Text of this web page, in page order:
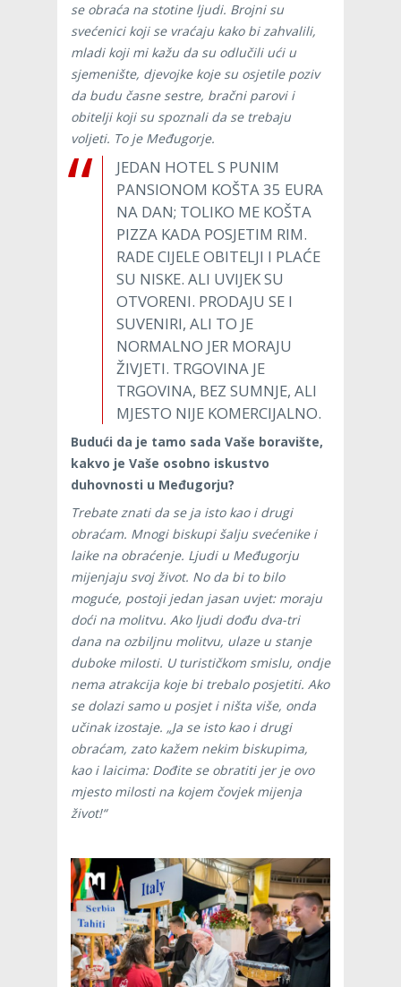
se obraća na stotine ljudi. Brojni su
svećenici koji se vraćaju kako bi zahvalili,
mladi koji mi kažu da su odlučili ući u
sjemenište, djevojke koje su osjetile poziv
da budu časne sestre, bračni parovi i
obitelji koji su spoznali da se trebaju
voljeti. To je Međugorje.
JEDAN HOTEL S PUNIM
PANSIONOM KOŠTA 35 EURA
NA DAN; TOLIKO ME KOŠTA
PIZZA KADA POSJETIM RIM.
RADE CIJELE OBITELJI I PLAĆE
SU NISKE. ALI UVIJEK SU
OTVORENI. PRODAJU SE I
SUVENIRI, ALI TO JE
NORMALNO JER MORAJU
ŽIVJETI. TRGOVINA JE
TRGOVINA, BEZ SUMNJE, ALI
MJESTO NIJE KOMERCIJALNO.
Budući da je tamo sada Vaše boravište,
kakvo je Vaše osobno iskustvo
duhovnosti u Međugorju?
Trebate znati da se ja isto kao i drugi
obraćam. Mnogi biskupi šalju svećenike i
laike na obraćenje. Ljudi u Međugorju
mijenjaju svoj život. No da bi to bilo
moguće, postoji jedan jasan uvjet: moraju
doći na molitvu. Ako ljudi dođu dva-tri
dana na ozbiljnu molitvu, ulaze u stanje
duboke milosti. U turističkom smislu, ondje
nema atrakcija koje bi trebalo posjetiti. Ako
se dolazi samo u posjet i ništa više, onda
učinak izostaje. „Ja se isto kao i drugi
obraćam, zato kažem nekim biskupima,
kao i laicima: Dođite se obratiti jer je ovo
mjesto milosti na kojem čovjek mijenja
život!“